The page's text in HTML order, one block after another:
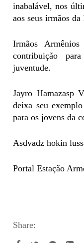
inabalável, nos
aos seus irmãos
Irmãos
contribuição
juventude.
Jayro Hamazasp
deixa seu
para os jovens da
Asdvadz hokin
Portal Estação
Share: